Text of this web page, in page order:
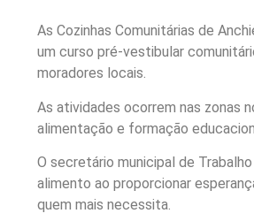
As Cozinhas Comunitárias de
um curso pré-vestibular
moradores locais.
As atividades ocorrem nas zonas
alimentação e formação
O secretário municipal de
alimento ao proporcionar
quem mais necessita.